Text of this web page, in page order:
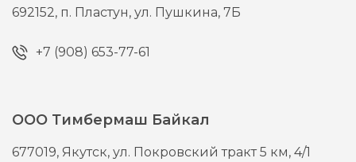
692152, п. Пластун,ул. Пушкина, 7Б
+7 (908) 653-77-61
ООО Тимбермаш Байкал
677019, Якутск,ул. Покровский тракт 5 км, 4/1